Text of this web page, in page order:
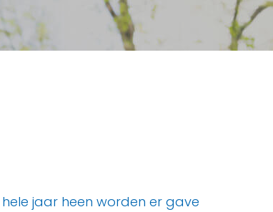
jaar heen worden er gave